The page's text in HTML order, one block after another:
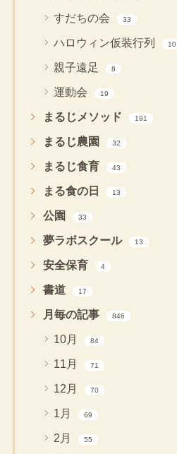
すだちの会 33
ハロウィン仮装行列 10
親子遠足 8
運動会 19
まるじメソッド 191
まるじ農園 32
まるじ食育 43
まる食の日 13
公園 33
夢ラボスクール 13
安全保育 4
書道 17
月毎の記事 846
10月 84
11月 71
12月 70
1月 69
2月 55